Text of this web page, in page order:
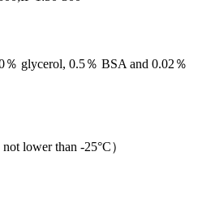
glycerol, 0.5％ BSA and 0.02％
lower than -25°C）